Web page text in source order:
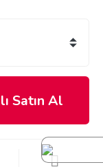
Satın Al